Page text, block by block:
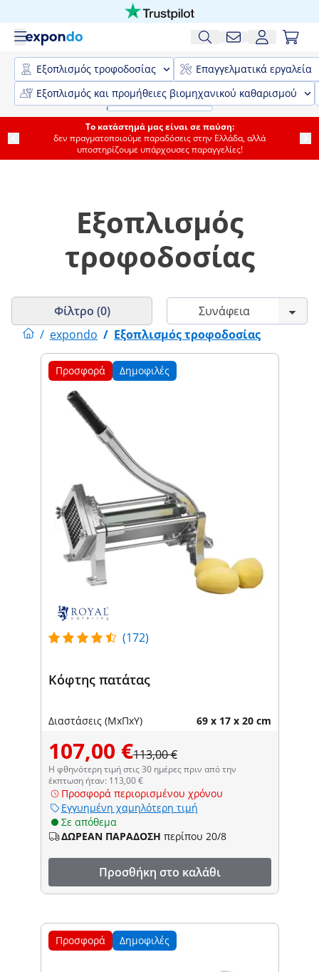
Εξοπλισμός τροφοδοσίας
Επαγγελματικά εργαλεία
Εξοπλισμός και προμήθειες βιομηχανικού καθαρισμού
Το κατάστημά μας είναι σε παύση:
δεν πραγματοποιούμε παραδόσεις στην Ελλάδα, αλλά
υποστηρίζουμε υπάρχουσες παραγγελίες!
Εξοπλισμός
τροφοδοσίας
/ expondo / Εξοπλισμός τροφοδοσίας
Φίλτρο (0)
Προσφορά Δημοφιλές
(172)
Κόφτης πατάτας
Διαστάσεις (ΜxΠxΥ) 69 x 17 x 20 cm
107,00 €113,00 €
Η φθηνότερη τιμή στις 30 ημέρες πριν από την
έκπτωση ήταν: 113,00 €
Προσφορά περιορισμένου χρόνου
Εγγυημένη χαμηλότερη τιμή
Σε απόθεμα
ΔΩΡΕΑΝ ΠΑΡΑΔΟΣΗ περίπου 20/8
Προσθήκη στο καλάθι
Προσφορά Δημοφιλές